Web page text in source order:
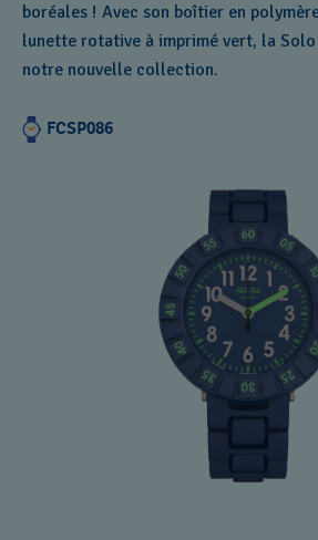
boréales ! Avec son boîtier en
lunette rotative à imprimé vert, la
notre nouvelle collection.
FCSP086